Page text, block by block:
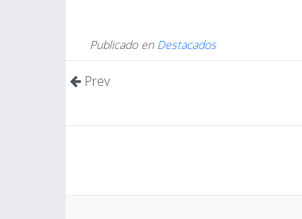
Publicado en Destacados
Prev